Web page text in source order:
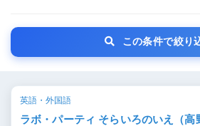
この条件で絞り
英語・外国語
ラボ・パーティ そらいろのいえ（高